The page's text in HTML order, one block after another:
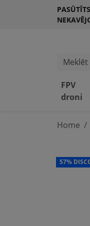
Meklēt
FPV
droni
Home
57%